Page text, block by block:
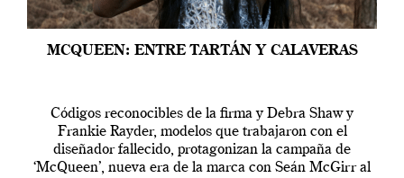
MCQUEEN: ENTRE TARTÁN Y CALAVERAS
Códigos reconocibles de la firma y Debra Shaw y
Frankie Rayder, modelos que trabajaron con el
diseñador fallecido, protagonizan la campaña de
‘McQueen’, nueva era de la marca con Seán McGirr al